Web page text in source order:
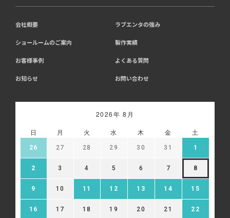
会社概要 ラブエンタの強み
ショールームのご案内 製作実績
お客様事例 よくある質問
お知らせ お問い合わせ
2026年 8月
日 月 火 水 木 金 土
26 27 28 29 30 31 1
2 3 4 5 6 7 8
9 10 11 12 13 14 15
16 17 18 19 20 21 22